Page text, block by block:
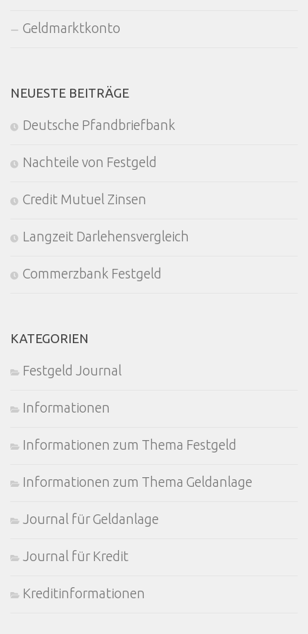
Geldmarktkonto
NEUESTE BEITRÄGE
Deutsche Pfandbriefbank
Nachteile von Festgeld
Credit Mutuel Zinsen
Langzeit Darlehensvergleich
Commerzbank Festgeld
KATEGORIEN
Festgeld Journal
Informationen
Informationen zum Thema Festgeld
Informationen zum Thema Geldanlage
Journal für Geldanlage
Journal für Kredit
Kreditinformationen